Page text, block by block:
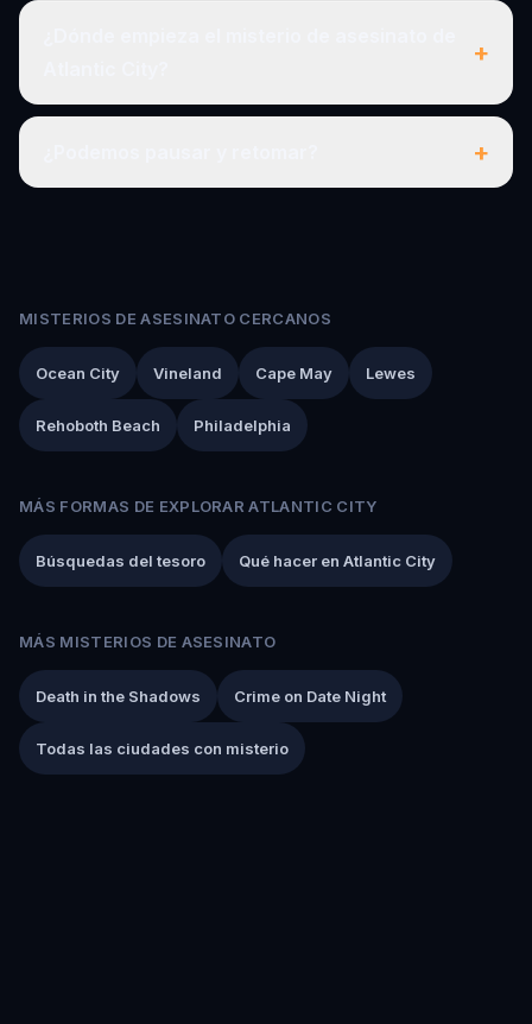
+
+
MISTERIOS DE ASESINATO CERCANOS
Ocean City Vineland Cape May Lewes
Rehoboth Beach Philadelphia
MÁS FORMAS DE EXPLORAR ATLANTIC CITY
Búsquedas del tesoro Qué hacer en Atlantic City
MÁS MISTERIOS DE ASESINATO
Death in the Shadows Crime on Date Night
Todas las ciudades con misterio